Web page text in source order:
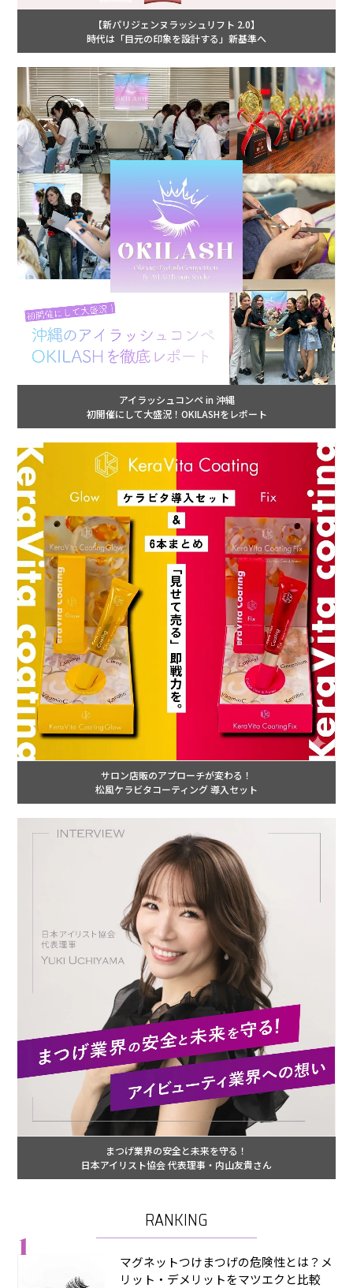
【新パリジェンヌラッシュリフト 2.0】
時代は「目元の印象を設計する」新基準へ
アイラッシュコンペ in 沖縄
初開催にして大盛況！OKILASHをレポート
サロン店販のアプローチが変わる！
松風ケラビタコーティング 導入セット
まつげ業界の安全と未来を守る！
日本アイリスト協会 代表理事・内山友貴さん
RANKING
1
マグネットつけまつげの危険性とは？メ
リット・デメリットをマツエクと比較